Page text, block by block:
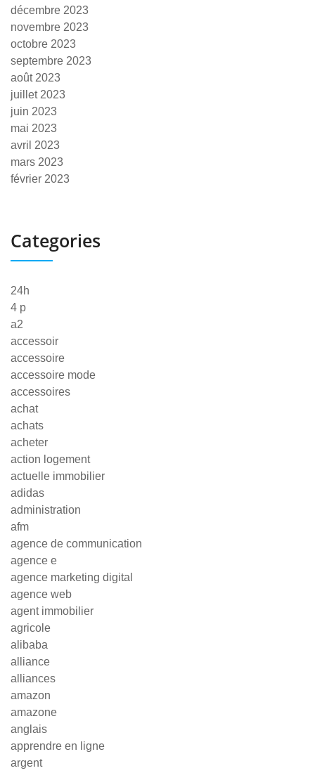
décembre 2023
novembre 2023
octobre 2023
septembre 2023
août 2023
juillet 2023
juin 2023
mai 2023
avril 2023
mars 2023
février 2023
Categories
24h
4 p
a2
accessoir
accessoire
accessoire mode
accessoires
achat
achats
acheter
action logement
actuelle immobilier
adidas
administration
afm
agence de communication
agence e
agence marketing digital
agence web
agent immobilier
agricole
alibaba
alliance
alliances
amazon
amazone
anglais
apprendre en ligne
argent